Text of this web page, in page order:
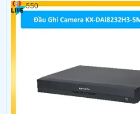
550